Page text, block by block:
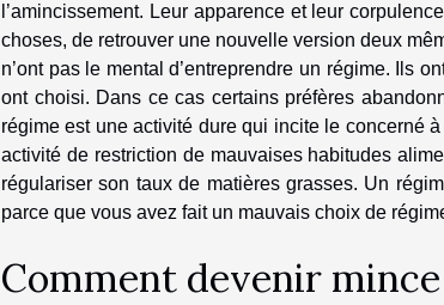
l’amincissement. Leur apparence et leur
choses, de retrouver une nouvelle version deux
n’ont pas le mental d’entreprendre un régime. Ils
ont choisi. Dans ce cas certains préfères
régime est une activité dure qui incite le concerné
activité de restriction de mauvaises habitudes
régulariser son taux de matières grasses. Un
parce que vous avez fait un mauvais choix de
Comment devenir